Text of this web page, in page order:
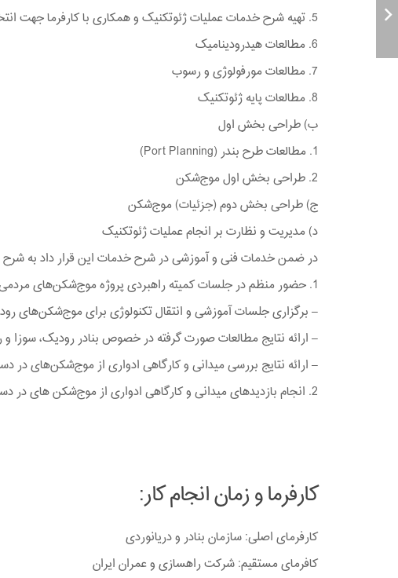
5. تهیه شرح خدمات عملیات ژئوتکنیک و همکاری با کارفرما جهت انتخاب مشاور ژئوتکنیک
6. مطالعات هیدرودینامیک
7. مطالعات مورفولوژی و رسوب
8. مطالعات پایه ژئوتکنیک
ب) طراحی بخش اول
1. مطالعات طرح بندر (Port Planning)
2. طراحی بخش اول موج‌شکن
ج) طراحی بخش دوم (جزئیات) موج‌شکن
د) مدیریت و نظارت بر انجام عملیات ژئوتکنیک
در ضمن خدمات فنی و آموزشی در شرح خدمات این قرار داد به شرح
1. حضور منظم در جلسات کمیته راهبردی پروژه موج‌شکن‌های مردمی جنوب
– برگزاری جلسات آموزشی و انتقال تکنولوژی برای موج‌شکن‌های
– ارائه نتایج مطالعات صورت گرفته در خصوص بنادر رودیک، سوزا و
– ارائه نتایج بررسی میدانی و کارگاهی ادواری از موج‌شکن‌های
2. انجام بازدیدهای میدانی و کارگاهی ادواری از موج‌شکن های در دست احداث و محول شده به شرکت راهسازی و عمران ایران
کارفرما و زمان انجام کار:
کارفرمای اصلی: سازمان بنادر و دریانوردی
کافرمای مستقیم: شرکت راهسازی و عمران ایران